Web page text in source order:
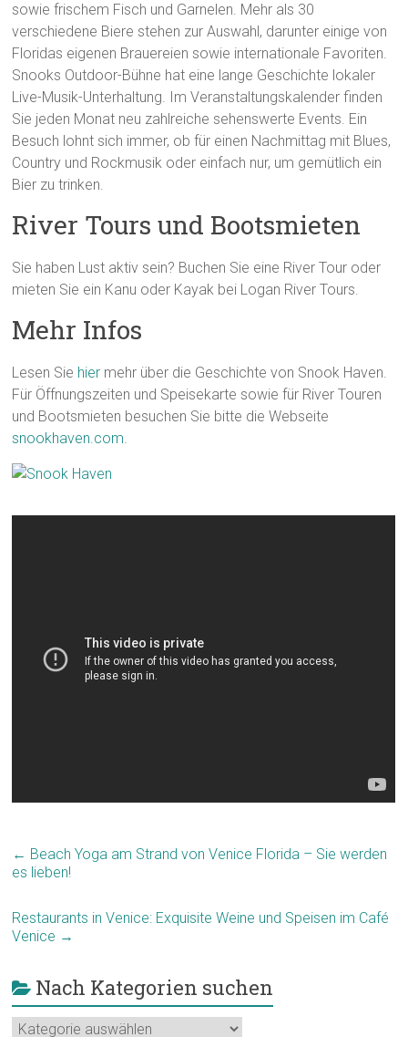
sowie frischem Fisch und Garnelen. Mehr als 30
verschiedene Biere stehen zur Auswahl, darunter einige von
Floridas eigenen Brauereien sowie internationale Favoriten.
Snooks Outdoor-Bühne hat eine lange Geschichte lokaler
Live-Musik-Unterhaltung. Im Veranstaltungskalender finden
Sie jeden Monat neu zahlreiche sehenswerte Events. Ein
Besuch lohnt sich immer, ob für einen Nachmittag mit Blues,
Country und Rockmusik oder einfach nur, um gemütlich ein
Bier zu trinken.
River Tours und Bootsmieten
Sie haben Lust aktiv sein? Buchen Sie eine River Tour oder
mieten Sie ein Kanu oder Kayak bei Logan River Tours.
Mehr Infos
Lesen Sie hier mehr über die Geschichte von Snook Haven.
Für Öffnungszeiten und Speisekarte sowie für River Touren
und Bootsmieten besuchen Sie bitte die Webseite
snookhaven.com.
← Beach Yoga am Strand von Venice Florida – Sie werden
es lieben!
Restaurants in Venice: Exquisite Weine und Speisen im Café
Venice →
Nach Kategorien suchen
Nach